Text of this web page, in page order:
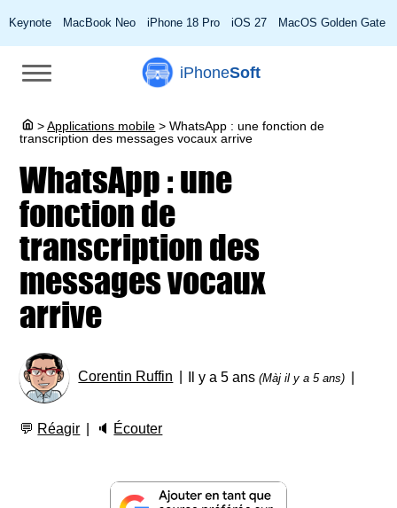
Keynote MacBook Neo iPhone 18 Pro iOS 27 MacOS Golden Gate
iPhoneSoft
> Applications mobile > WhatsApp : une fonction de
transcription des messages vocaux arrive
WhatsApp : une
fonction de
transcription des
messages vocaux
arrive
Corentin Ruffin Il y a 5 ans(Màj il y a 5 ans)
💬 Réagir 🔈 Écouter